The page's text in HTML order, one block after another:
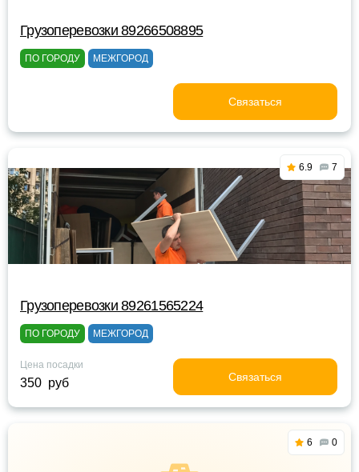
Грузоперевозки 89266508895
ПО ГОРОДУ МЕЖГОРОД
Связаться
6.9 7
Грузоперевозки 89261565224
ПО ГОРОДУ МЕЖГОРОД
Цена посадки
350 руб Связаться
6 0